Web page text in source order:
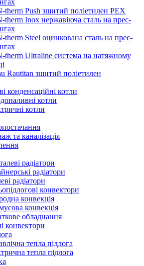
therm Push зшитий поліетилен PEX
therm Inox нержавіюча сталь на прес-
therm Steel оцинкована сталь на прес-
therm Ultraline система на натяжному
Rautitan зшитий поліетилен
конденсаційні котли
котли
котли
та каналізація
радіатори
радіатори
радіатори
конвектори
конвекція
конвекція
обладнання
конвектори
тепла підлога
тепла підлога